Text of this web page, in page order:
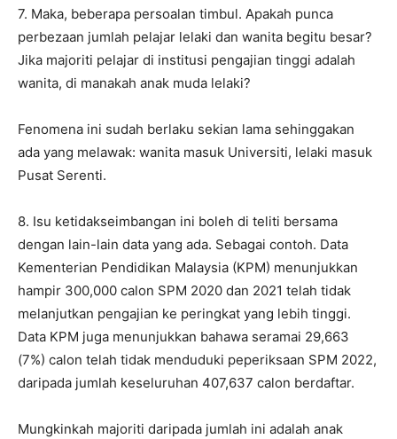
7. Maka, beberapa persoalan timbul. Apakah punca
perbezaan jumlah pelajar lelaki dan wanita begitu besar?
Jika majoriti pelajar di institusi pengajian tinggi adalah
wanita, di manakah anak muda lelaki?
Fenomena ini sudah berlaku sekian lama sehinggakan
ada yang melawak: wanita masuk Universiti, lelaki masuk
Pusat Serenti.
8. Isu ketidakseimbangan ini boleh di teliti bersama
dengan lain-lain data yang ada. Sebagai contoh. Data
Kementerian Pendidikan Malaysia (KPM) menunjukkan
hampir 300,000 calon SPM 2020 dan 2021 telah tidak
melanjutkan pengajian ke peringkat yang lebih tinggi.
Data KPM juga menunjukkan bahawa seramai 29,663
(7%) calon telah tidak menduduki peperiksaan SPM 2022,
daripada jumlah keseluruhan 407,637 calon berdaftar.
Mungkinkah majoriti daripada jumlah ini adalah anak